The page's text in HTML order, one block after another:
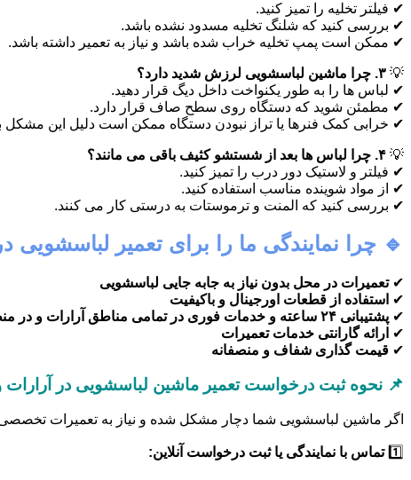
✔ فیلتر تخلیه را تمیز کنید.
✔ بررسی کنید که شلنگ تخلیه مسدود نشده باشد.
✔ ممکن است پمپ تخلیه خراب شده باشد و نیاز به تعمیر داشته باشد.
💡 ۳. چرا ماشین لباسشویی لرزش شدید دارد؟
✔ لباس ها را به طور یکنواخت داخل دیگ قرار دهید.
✔ مطمئن شوید که دستگاه روی سطح صاف قرار دارد.
✔ خرابی کمک فنرها یا تراز نبودن دستگاه ممکن است دلیل این مشکل
💡 ۴. چرا لباس ها بعد از شستشو کثیف باقی می مانند؟
✔ فیلتر و لاستیک دور درب را تمیز کنید.
✔ از مواد شوینده مناسب استفاده کنید.
✔ بررسی کنید که المنت و ترموستات به درستی کار می کنند.
🔹 چرا نمایندگی ما را برای تعمیر لباسشویی
✔تعمیرات در محل بدون نیاز به جابه جایی لباسشویی
✔ استفاده از قطعات اورجینال و باکیفیت
✔ پشتیبانی ۲۴ ساعته و خدمات فوری در تمامی مناطق آرارات و در منطقه آرارات
✔ ارائه گارانتی خدمات تعمیرات
✔ قیمت گذاری شفاف و منصفانه
📌 نحوه ثبت درخواست تعمیر ماشین لباسشویی در آرارات
اگر ماشین لباسشویی شما دچار مشکل شده و نیاز به تعمیرات تخصصی
1️⃣ تماس با نمایندگی یا ثبت درخواست آنلاین: